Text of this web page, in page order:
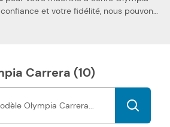
économiques. La compatibilité de
d'encre Carrera pas chers est
ISO, tout comme la fiabilité.
Carrera (10)